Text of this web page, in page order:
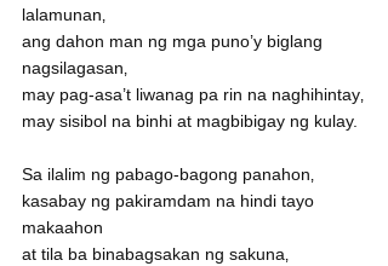
lalamunan‚
ang dahon man ng mga puno’y biglang
nagsilagasan‚
may pag-asa’t liwanag pa rin na naghihintay‚
may sisibol na binhi at magbibigay ng kulay.
Sa ilalim ng pabago-bagong panahon‚
kasabay ng pakiramdam na hindi tayo
makaahon
at tila ba binabagsakan ng sakuna‚